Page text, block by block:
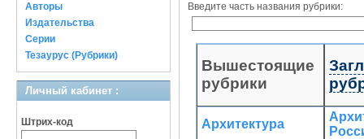
Авторы
Издательства
Серии
Тезаурус (Рубрики)
Личный кабинет :
Штрих-код
Введите часть названия рубрики:
Вышестоящие
рубрики
Архитектура